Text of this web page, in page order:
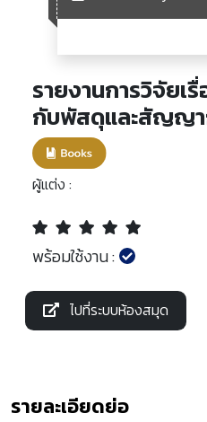
รายงานการวิจัยเ
กับพัสดุและสัญญา
ผู้แต่ง :
พร้อมใช้งาน :
ไปที่ระบบห้องสมุด
รายละเอียดย่อ